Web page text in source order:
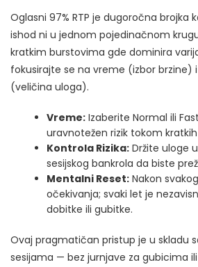
Oglasni 97% RTP je dugoročna brojka
ishod ni u jednom pojedinačnom
kratkim burstovima gde dominira
fokusirajte se na vreme (izbor brzine)
(veličina uloga).
Vreme: Izaberite Normal ili
uravnotežen rizik tokom kratkih
Kontrola Rizika: Držite uloge
sesijskog bankrola da biste
Mentalni Reset: Nakon
očekivanja; svaki let je
dobitke ili gubitke.
Ovaj pragmatičan pristup je u skladu
sesijama — bez jurnjave za gubicima